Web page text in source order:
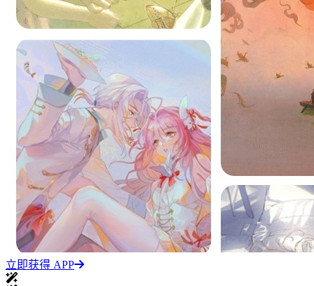
立即获得 APP